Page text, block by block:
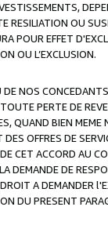
RESILIATION OU
POUR EFFET
OU L’EXCLUSION.
NOS
PERTE DE
QUAND BIEN
OFFRES DE
CET ACCORD AU
DEMANDE DE
A DEMANDER
DU PRESENT